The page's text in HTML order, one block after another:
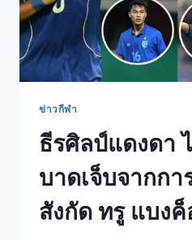
ข่าวกีฬา
ธีรศิลป์แดงดา
บาดเจ็บจากก
สังกัด ทรู แบงค็